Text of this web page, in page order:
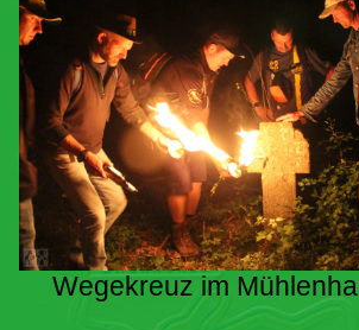
Wegekreuz im